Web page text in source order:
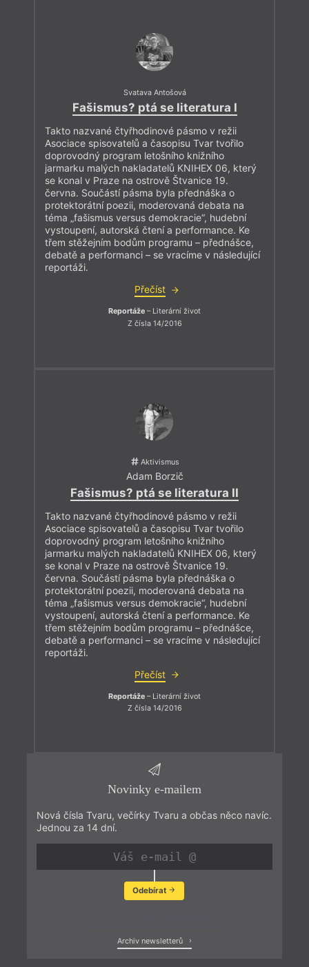
Svatava Antošová
Fašismus? ptá se literatura I
Takto nazvané čtyřhodinové pásmo v režii
Asociace spisovatelů a časopisu Tvar tvořilo
doprovodný program letošního knižního
jarmarku malých nakladatelů KNIHEX 06, který
se konal v Praze na ostrově Štvanice 19.
června. Součástí pásma byla přednáška o
protektorátní poezii, moderovaná debata na
téma „fašismus versus demokracie“, hudební
vystoupení, autorská čtení a performance. Ke
třem stěžejním bodům programu – přednášce,
debatě a performanci – se vracíme v následující
reportáži.
Přečíst
Reportáže – Literární život
Z čísla 14/2016
Aktivismus
Adam Borzič
Fašismus? ptá se literatura II
Takto nazvané čtyřhodinové pásmo v režii
Asociace spisovatelů a časopisu Tvar tvořilo
doprovodný program letošního knižního
jarmarku malých nakladatelů KNIHEX 06, který
se konal v Praze na ostrově Štvanice 19.
června. Součástí pásma byla přednáška o
protektorátní poezii, moderovaná debata na
téma „fašismus versus demokracie“, hudební
vystoupení, autorská čtení a performance. Ke
třem stěžejním bodům programu – přednášce,
debatě a performanci – se vracíme v následující
reportáži.
Přečíst
Reportáže – Literární život
Z čísla 14/2016
Novinky e-mailem
Nová čísla Tvaru, večírky Tvaru a občas něco navíc.
Jednou za 14 dní.
Odebírat
Archiv newsletterů